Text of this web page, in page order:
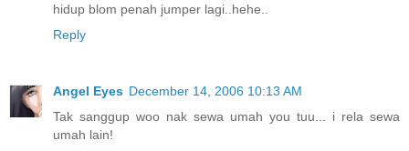
hidup blom penah jumper lagi..hehe..
Reply
Angel Eyes December 14, 2006 10:13 AM
Tak sanggup woo nak sewa umah you tuu... i rela sewa
umah lain!